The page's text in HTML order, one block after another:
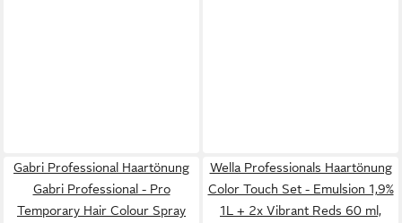
Gabri Professional Haartönung
Gabri Professional - Pro
Temporary Hair Colour Spray
Wella Professionals Haartönung
Color Touch Set - Emulsion 1,9%
1L + 2x Vibrant Reds 60 ml,